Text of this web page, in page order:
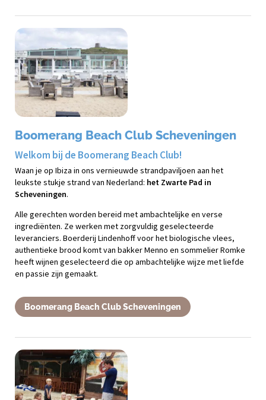
Boomerang Beach Club Scheveningen
Welkom bij de Boomerang Beach Club!
Waan je op Ibiza in ons vernieuwde strandpaviljoen aan het
leukste stukje strand van Nederland: het Zwarte Pad in
Scheveningen.
Alle gerechten worden bereid met ambachtelijke en verse
ingrediënten. Ze werken met zorgvuldig geselecteerde
leveranciers. Boerderij Lindenhoff voor het biologische vlees,
authentieke brood komt van bakker Menno en sommelier Romke
heeft wijnen geselecteerd die op ambachtelijke wijze met liefde
en passie zijn gemaakt.
Boomerang Beach Club Scheveningen